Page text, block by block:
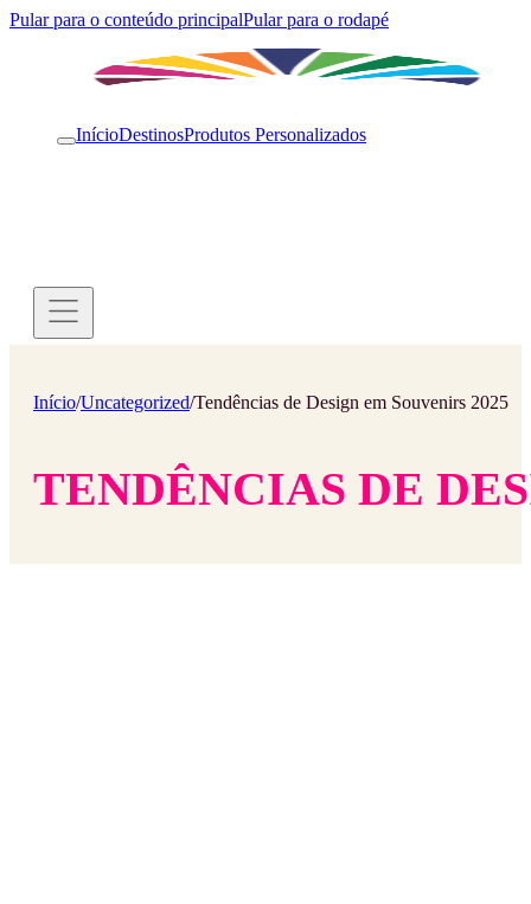
Pular para o conteúdo principalPular para o rodapé
InícioDestinosProdutos Personalizados
Início/Uncategorized/Tendências de Design em Souvenirs 2025
TENDÊNCIAS DE